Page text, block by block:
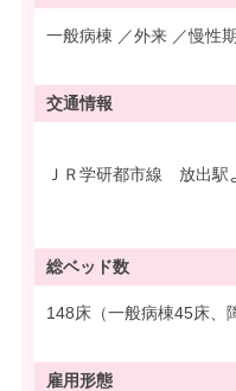
一般病棟 ／外来
交通情報
ＪＲ学研都市線 放出駅
総ベッド数
148床（一般病棟45床、
雇用形態